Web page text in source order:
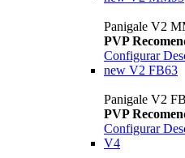
Panigale V2
PVP
Configurar
new V2 FB63
Panigale V2
PVP
Configurar
V4